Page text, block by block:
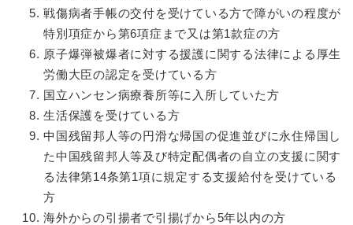
戦傷病者手帳の交付を受けている方で障がいの程度が
特別項症から第6項症まで又は第1款症の方
原子爆弾被爆者に対する援護に関する法律による厚生
労働大臣の認定を受けている方
国立ハンセン病療養所等に入所していた方
生活保護を受けている方
中国残留邦人等の円滑な帰国の促進並びに永住帰国し
た中国残留邦人等及び特定配偶者の自立の支援に関す
る法律第14条第1項に規定する支援給付を受けている
方
海外からの引揚者で引揚げから5年以内の方